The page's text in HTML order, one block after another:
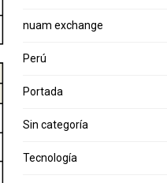
nuam exchange
Perú
Portada
Sin categoría
Tecnología